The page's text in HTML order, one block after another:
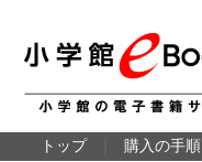
トップ 購入の手順